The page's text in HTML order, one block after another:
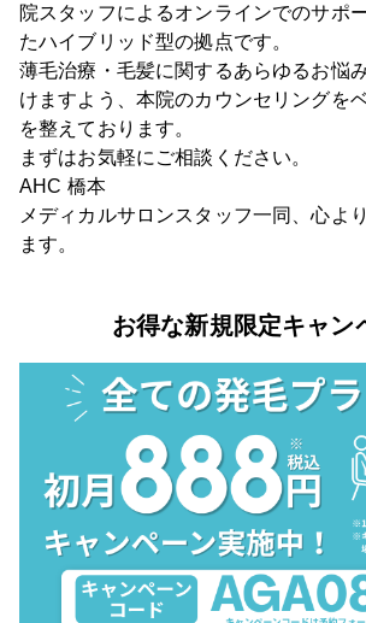
院スタッフによるオンラインでのサポ
たハイブリッド型の拠点です。
薄毛治療・毛髪に関するあらゆるお悩
けますよう、本院のカウンセリングを
を整えております。
まずはお気軽にご相談ください。
AHC 橋本
メディカルサロンスタッフ一同、心よ
ます。
お得な新規限定キャン